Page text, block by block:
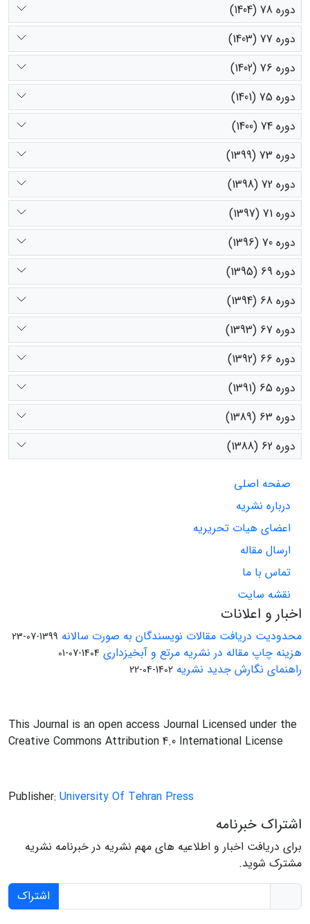
دوره 78 (1404)
دوره 77 (1403)
دوره 76 (1402)
دوره 75 (1401)
دوره 74 (1400)
دوره 73 (1399)
دوره 72 (1398)
دوره 71 (1397)
دوره 70 (1396)
دوره 69 (1395)
دوره 68 (1394)
دوره 67 (1393)
دوره 66 (1392)
دوره 65 (1391)
دوره 63 (1389)
دوره 62 (1388)
صفحه اصلی
درباره نشریه
اعضای هیات تحریریه
ارسال مقاله
تماس با ما
نقشه سایت
اخبار و اعلانات
محدودیت دریافت مقالات نویسندگان به صورت سالانه 1399-07-23
هزینه چاپ مقاله در نشریه مرتع و آبخیزداری 1404-07-01
راهنمای نگارش جدید نشریه 1402-04-22
This Journal is an open access Journal Licensed under the
Creative Commons Attribution 4.0 International License
Publisher: University Of Tehran Press
اشتراک خبرنامه
برای دریافت اخبار و اطلاعیه های مهم نشریه در خبرنامه نشریه
مشترک شوید.
اشتراک